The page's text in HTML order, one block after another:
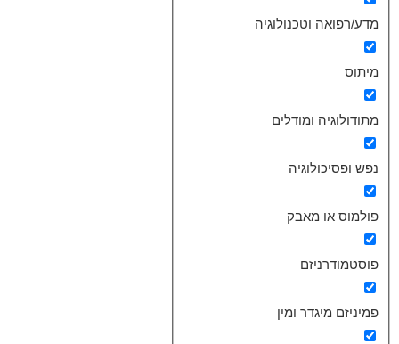
מדע/רפואה וטכנולוגיה
מיתוס
מתודולוגיה ומודלים
נפש ופסיכולוגיה
פולמוס או מאבק
פוסטמודרניזם
פמיניזם מיגדר ומין